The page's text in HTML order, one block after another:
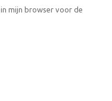
mijn browser voor de